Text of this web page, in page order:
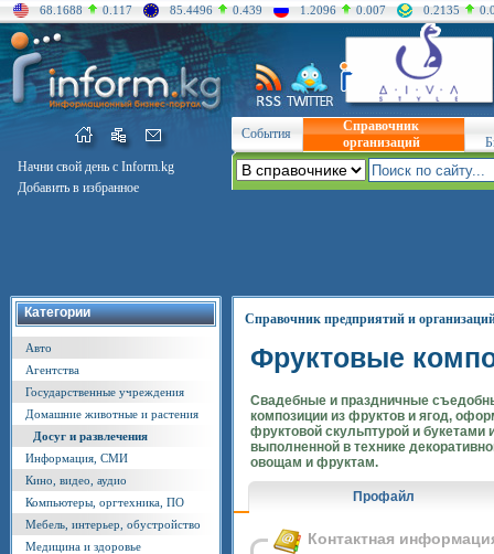
68.1688 0.117 85.4496 0.439 1.2096 0.007 0.2135
Начни свой день с Inform.kg
Добавить в избранное
События
Справочник
организаций
Категории
Авто
Агентства
Государственные учреждения
Домашние животные и растения
Досуг и развлечения
Информация, СМИ
Кино, видео, аудио
Компьютеры, оргтехника, ПО
Мебель, интерьер, обустройство
Медицина и здоровье
Справочник предприятий и
Фруктовые
Свадебные и праздничные
композиции из фруктов и ягод,
фруктовой скульптурой и букетами
выполненной в технике
овощам и фруктам.
Профайл
Контактная